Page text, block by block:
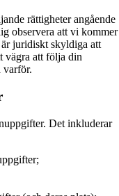
rättigheter angående
observera att vi kommer
juridiskt skyldiga att
vägra att följa din
varför.
Det inkluderar